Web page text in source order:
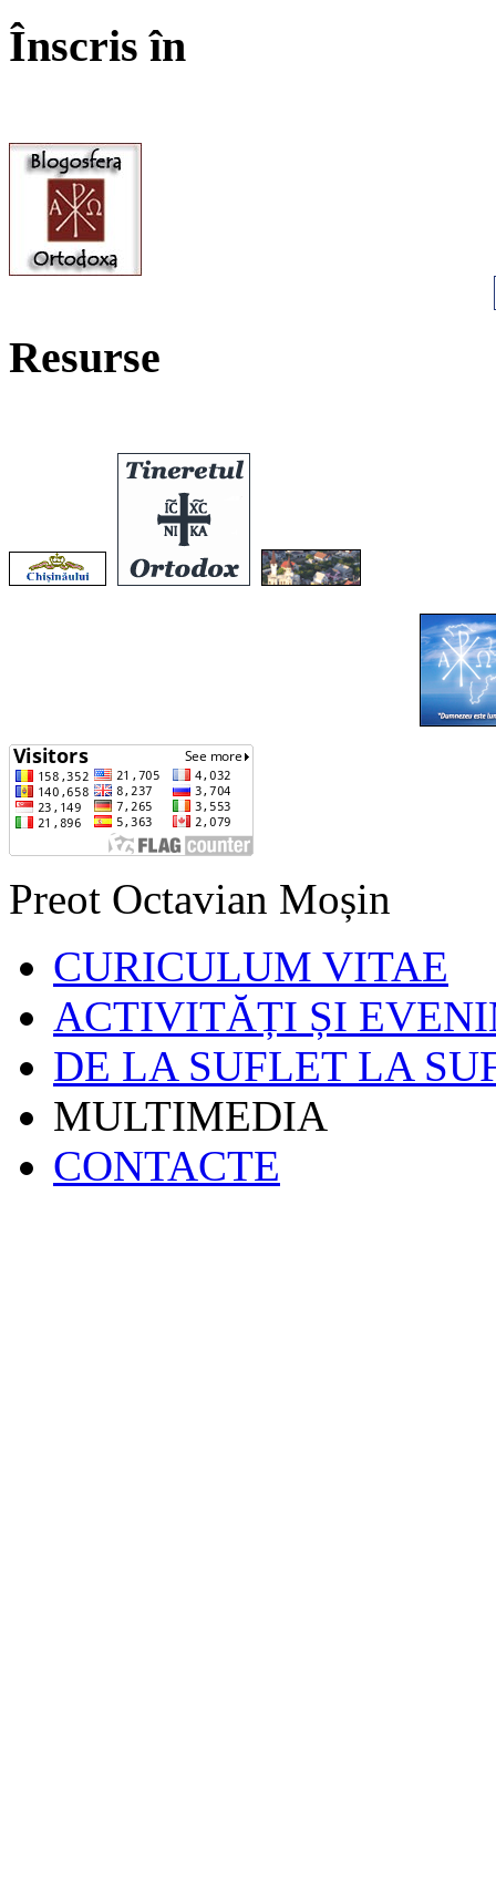
Înscris în
Resurse
Preot Octavian Moșin
CURICULUM VITAE
ACTIVITĂȚI ȘI
DE LA SUFLET LA
MULTIMEDIA
CONTACTE